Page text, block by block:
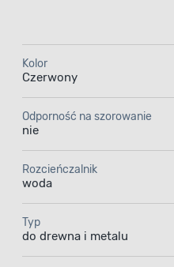
Kolor
Czerwony
Odporność na szorowanie
nie
Rozcieńczalnik
woda
Typ
do drewna i metalu